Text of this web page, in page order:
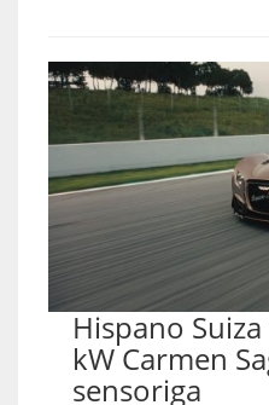
Hispano
kW Carmen
sensoriga